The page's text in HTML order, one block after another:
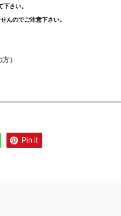
さい。
んのでご注意下さい。
）
Pin it